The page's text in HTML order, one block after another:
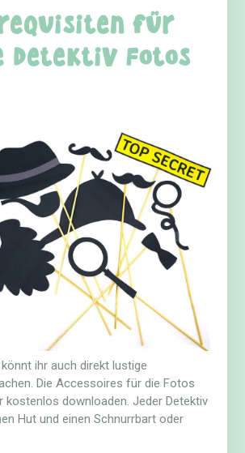
für
Fotos
ihr auch direkt lustige
Die Accessoires für die Fotos
kostenlos downloaden. Jeder Detektiv
Hut und einen Schnurrbart oder